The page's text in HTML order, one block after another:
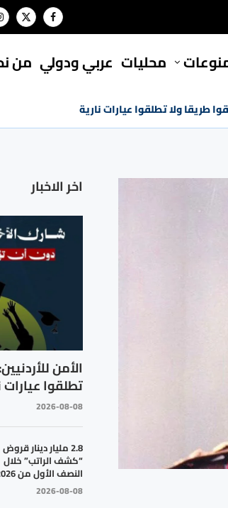
محليات ⁠عربي ودولي من
طريقا ولا تطلقوا عيارات نارية
اخر الاخبار
الأمن
تطلقوا عيارات
2026-08-08
2.8 مليار دينار قروض
“كشف الراتب” خلال
النصف الأول من 2026
2026-08-08